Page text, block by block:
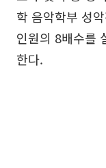
학 음악학부 성
인원의 8배수를
한다.